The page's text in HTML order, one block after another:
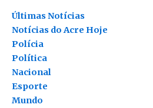
Últimas Notícias
Notícias do Acre Hoje
Polícia
Política
Nacional
Esporte
Mundo